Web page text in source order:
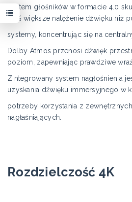
System głośników w formacie 4.0
30% większe natężenie dźwięku niż
systemy, koncentrując się na
Dolby Atmos przenosi dźwięk
poziom, zapewniając prawdziwe
Zintegrowany system nagłośnienia
uzyskania dźwięku immersyjnego w
potrzeby korzystania z
nagłaśniających.
Rozdzielczość 4K